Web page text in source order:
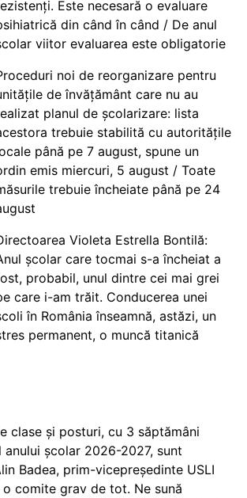
Este necesară o evaluare
din când în când / De anul
viitor evaluarea este obligatorie
noi de reorganizare pentru
de învățământ care nu au
planul de școlarizare: lista
trebuie stabilită cu autoritățile
până pe 7 august, spune un
emis miercuri, 5 august / Toate
trebuie încheiate până pe 24
Violeta Estrella Bontilă:
școlar care tocmai s-a încheiat a
probabil, unul dintre cei mai grei
care i-am trăit. Conducerea unei
în România înseamnă, astăzi, un
permanent, o muncă titanică
clase și posturi, cu 3 săptămâni
anului școlar 2026-2027, sunt
Badea, prim-vicepreședinte USLI
o comite grav de tot. Ne sună